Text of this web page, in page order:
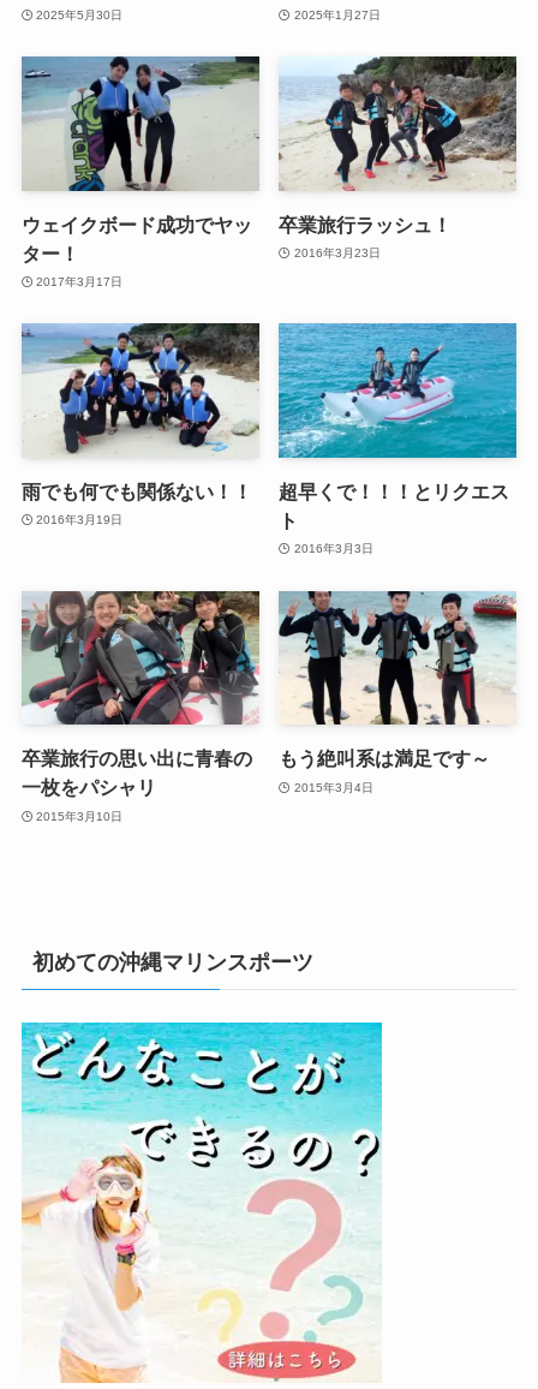
2025年5月30日 2025年1月27日
ウェイクボード成功でヤッ
ター！
2017年3月17日
卒業旅行ラッシュ！
2016年3月23日
雨でも何でも関係ない！！
2016年3月19日
超早くで！！！とリクエス
ト
2016年3月3日
卒業旅行の思い出に青春の
一枚をパシャリ
2015年3月10日
もう絶叫系は満足です～
2015年3月4日
初めての沖縄マリンスポーツ